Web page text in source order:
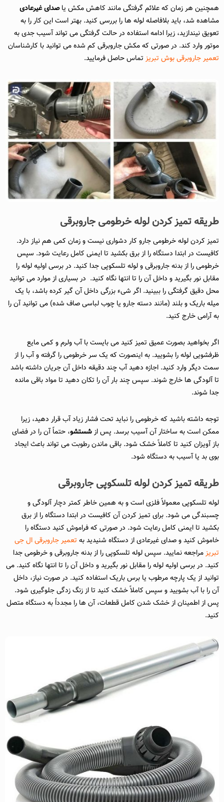
همچنین هر زمان که علائم گرفتگی مانند کاهش مکش یاصدای غیرعادی
مشاهده شد، باید بلافاصله لوله‌ ها را بررسی کنید. بهتر است این کار را به
تعویق نیندازید، زیرا ادامه استفاده در حالت گرفتگی می‌ تواند آسیب جدی به
موتور وارد کند. در صورتی که مکش جاروبرقی کم شده می توانید با کارشناسان
تعمیر جاروبرقی بوش تبریز تماس حاصل فرمایید.
طریقه تمیز کردن لوله خرطومی جاروبرقی
تمیز کردن لوله خرطومی جارو کار دشواری نیست و زمان کمی هم نیاز دارد.
کافیست در ابتدا دستگاه را از برق بکشید تا ایمنی کامل رعایت شود. سپس
خرطومی را از بدنه جاروبرقی و لوله تلسکوپی جدا کنید. در برسی اولیه لوله را
مقابل نور بگیرید و داخل آن را تا انتها نگاه کنید. در بسیاری از موارد می‌ توانید
محل دقیق گرفتگی را ببینید. اگر شیء بزرگی داخل آن گیر کرده باشد، با یک
میله باریک و بلند (مانند دسته جارو یا چوب لباسی صاف شده) می‌ توانید آن را
به آرامی خارج کنید.
اگر بخواهید بصورت عمیق تمیز کنید می بایست با آب ولرم و کمی مایع
ظرفشویی لوله را بشویید. به اینصورت که یک سر خرطومی را گرفته و آب را از
سمت دیگر وارد کنید. اجازه دهید آب چند دقیقه داخل آن جریان داشته باشد
تا آلودگی‌ ها خارج شوند. سپس چند بار آن را تکان دهید تا مواد باقی‌ مانده
جدا شوند.
توجه داشته باشید که خرطومی را نباید تحت فشار زیاد آب قرار دهید، زیرا
ممکن است به ساختار آن آسیب برسد. پس ازشستشو، حتماً آن را در فضای
باز آویزان کنید تا کاملاً خشک شود. باقی ماندن رطوبت می‌ تواند باعث ایجاد
بوی بد یا آسیب به دستگاه شود.
طریقه تمیز کردن لوله تلسکوپی جاروبرقی
لوله تلسکوپی معمولاً فلزی است و به همین خاطر کمتر دچار آلودگی و
چسبندگی می‌ شود. برای تمیز کردن آن کافیست در ابتدا دستگاه را از برق
بکشید تا ایمنی کامل رعایت شود. در صورتی که فراموش کنید دستگاه را
خاموش کنید و صدای غیرعادی از دستگاه شنیدید به تعمیر جاروبرقی ال جی
تبریزمراجعه نمایید. سپس لوله تلسکوپی را از بدنه جاروبرقی و خرطومی جدا
کنید. در برسی اولیه لوله را مقابل نور بگیرید و داخل آن را تا انتها نگاه کنید. می‌
توانید از یک پارچه مرطوب یا برس باریک استفاده کنید. در صورت نیاز، داخل
آن را با آب بشویید و سپس کاملاً خشک کنید تا از زنگ‌ زدگی جلوگیری شود.
پس از اطمینان از خشک شدن کامل قطعات، آن‌ ها را مجدداً به دستگاه متصل
کنید.